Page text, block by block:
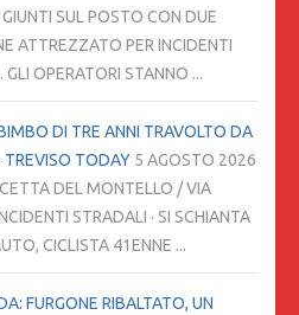
SUL POSTO CON DUE
ATTREZZATO PER INCIDENTI
OPERATORI STANNO ...
DI TRE ANNI TRAVOLTO DA
TREVISO TODAY 5 AGOSTO 2026
DEL MONTELLO / VIA
STRADALI · SI SCHIANTA
CICLISTA 41ENNE ...
FURGONE RIBALTATO, UN